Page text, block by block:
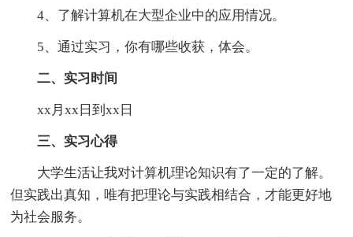
4、了解计算机在大型企业中的应用情况。
5、通过实习，你有哪些收获，体会。
二、实习时间
xx月xx日到xx日
三、实习心得
大学生活让我对计算机理论知识有了一定的了解。
但实践出真知，唯有把理论与实践相结合，才能更好地
为社会服务。